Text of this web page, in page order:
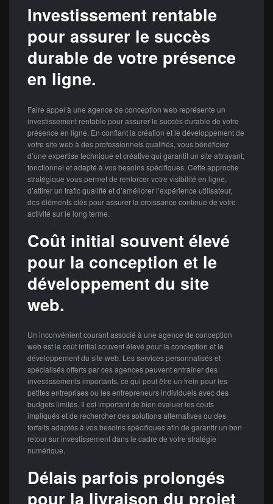
Investissement rentable
pour assurer le succès
durable de votre présence
en ligne.
Faire appel à une agence de conception web représente un
investissement rentable pour assurer le succès durable de votre
présence en ligne. En confiant la création et le développement de
votre site web à des professionnels qualifiés, vous bénéficiez
d’une expertise technique et créative qui garantit un site attrayant,
fonctionnel et adapté à vos besoins spécifiques. Cette approche
stratégique vous permet de renforcer votre visibilité en ligne,
d’attirer un trafic qualifié et d’améliorer l’expérience utilisateur,
des éléments clés pour assurer la croissance continue de votre
activité sur le long terme.
Coût initial souvent élevé
pour la conception et le
développement du site
web.
Un inconvénient courant associé à une agence de conception
web est le coût initial souvent élevé pour la conception et le
développement du site web. Les services personnalisés et
spécialisés offerts par ces agences peuvent entraîner des
investissements importants, ce qui peut être un frein pour les
petites entreprises ou les entrepreneurs individuels avec des
budgets limités. Il est important de bien évaluer les coûts
impliqués et de rechercher des solutions alternatives ou des
forfaits adaptés à vos besoins spécifiques afin de garantir un bon
retour sur investissement dans le cadre de votre stratégie
numérique.
Délais parfois prolongés
pour la livraison du projet